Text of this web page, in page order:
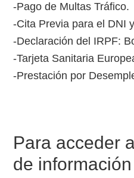
-Pago de Multas Tráfico.
-Cita Previa para el DNI
-Declaración del IRPF:
-Tarjeta Sanitaria
-Prestación por
Para acceder
de información